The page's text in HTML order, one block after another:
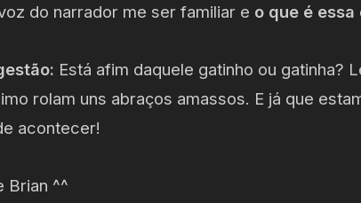
do narrador me ser familiar e o que é
Está afim daquele gatinho ou gatinha?
rolam uns abraços amassos. E já que
acontecer!
Brian ^^